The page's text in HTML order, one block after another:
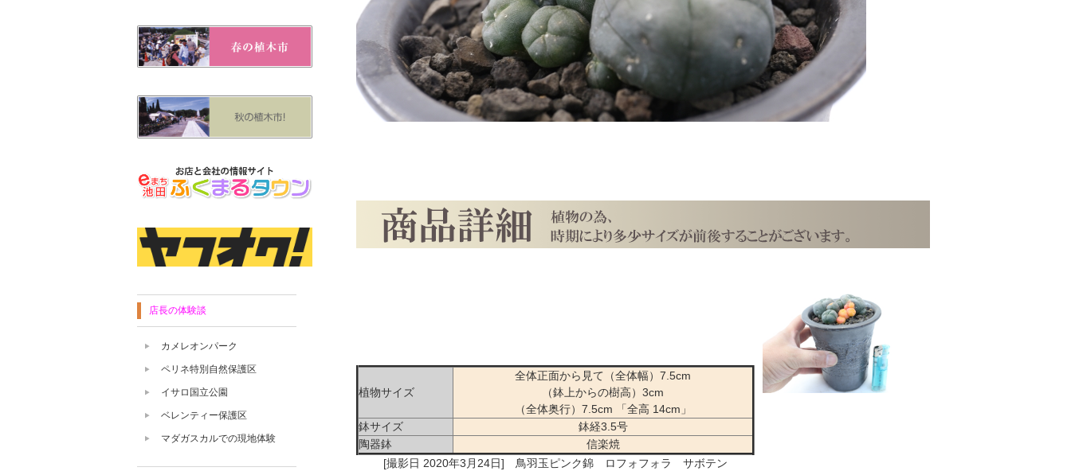
植物サイズ
全体正面から見て（全体幅）7.5cm
（鉢上からの樹高）3cm
（全体奥行）7.5cm 「全高 14cm」
鉢サイズ
鉢経3.5号
陶器鉢
信楽焼
[撮影日 2020年3月24日] 鳥羽玉ピンク錦 ロフォフォラ サボテン
店長の体験談
カメレオンパーク
ペリネ特別自然保護区
イサロ国立公園
ベレンティー保護区
マダガスカルでの現地体験